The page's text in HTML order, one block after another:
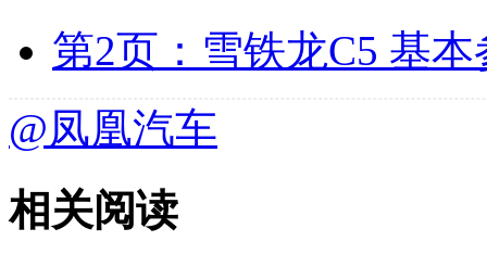
第2页：雪铁龙C5 基
@凤凰汽车
相关阅读